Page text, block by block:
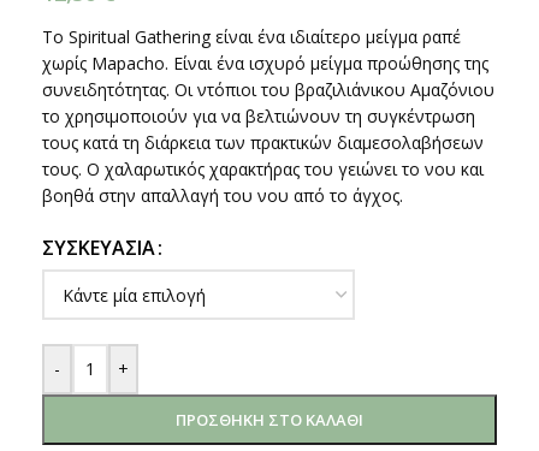
Το Spiritual Gathering είναι ένα ιδιαίτερο μείγμα ραπέ
χωρίς Mapacho. Είναι ένα ισχυρό μείγμα προώθησης της
συνειδητότητας. Οι ντόπιοι του βραζιλιάνικου Αμαζόνιου
το χρησιμοποιούν για να βελτιώνουν τη συγκέντρωση
τους κατά τη διάρκεια των πρακτικών διαμεσολαβήσεων
τους. Ο χαλαρωτικός χαρακτήρας του γειώνει το νου και
βοηθά στην απαλλαγή του νου από το άγχος.
ΣΥΣΚΕΥΑΣΊΑ
- +
ΠΡΟΣΘΉΚΗ ΣΤΟ ΚΑΛΆΘΙ